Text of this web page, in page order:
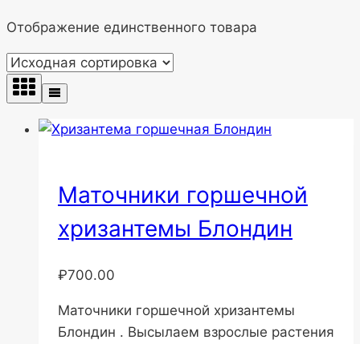
Отображение единственного товара
Маточники горшечной
хризантемы Блондин
₽700.00
Маточники горшечной хризантемы
Блондин . Высылаем взрослые растения